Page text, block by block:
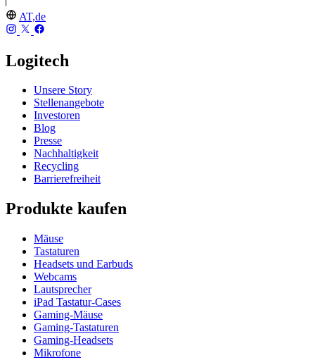
AT,de
Logitech
Unsere Story
Stellenangebote
Investoren
Blog
Presse
Nachhaltigkeit
Recycling
Barrierefreiheit
Produkte kaufen
Mäuse
Tastaturen
Headsets und Earbuds
Webcams
Lautsprecher
iPad Tastatur-Cases
Gaming-Mäuse
Gaming-Tastaturen
Gaming-Headsets
Mikrofone